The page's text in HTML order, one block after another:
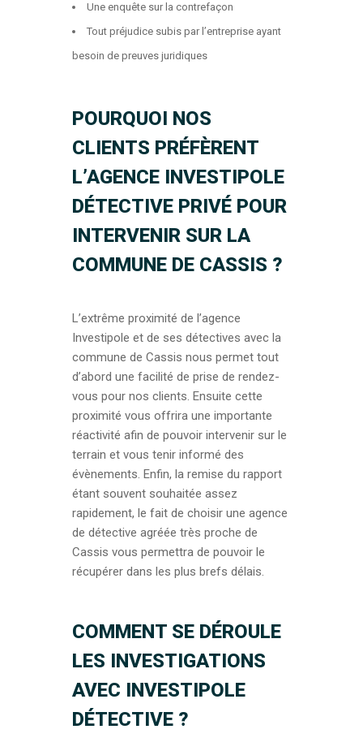
Une enquête sur la contrefaçon
Tout préjudice subis par l’entreprise ayant
besoin de preuves juridiques
POURQUOI NOS
CLIENTS PRÉFÈRENT
L’AGENCE INVESTIPOLE
DÉTECTIVE PRIVÉ POUR
INTERVENIR SUR LA
COMMUNE DE CASSIS ?
L’extrême proximité de l’agence
Investipole et de ses détectives avec la
commune de Cassis nous permet tout
d’abord une facilité de prise de rendez-
vous pour nos clients. Ensuite cette
proximité vous offrira une importante
réactivité afin de pouvoir intervenir sur le
terrain et vous tenir informé des
évènements. Enfin, la remise du rapport
étant souvent souhaitée assez
rapidement, le fait de choisir une agence
de détective agréée très proche de
Cassis vous permettra de pouvoir le
récupérer dans les plus brefs délais.
COMMENT SE DÉROULE
LES INVESTIGATIONS
AVEC INVESTIPOLE
DÉTECTIVE ?